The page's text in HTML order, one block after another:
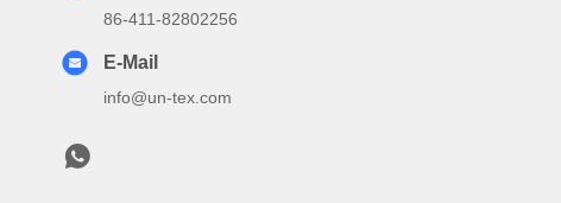
86-411-82802256
E-Mail
info@un-tex.com